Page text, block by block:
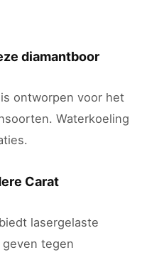
diamantboor
ontworpen voor het
Waterkoeling
Carat
lasergelaste
geven tegen